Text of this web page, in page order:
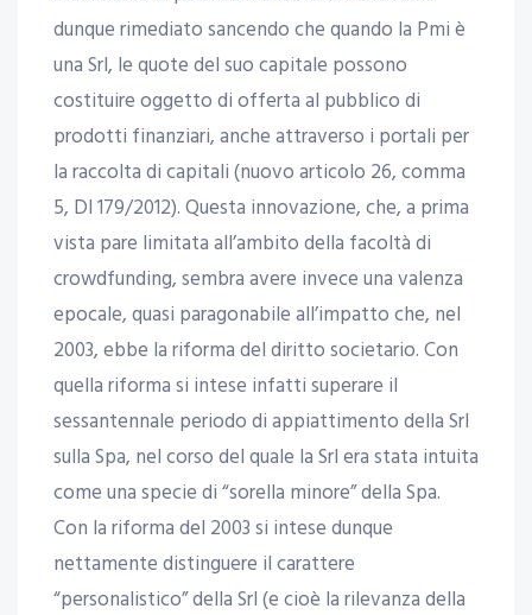
dunque rimediato sancendo che quando la Pmi è
una Srl, le quote del suo capitale possono
costituire oggetto di offerta al pubblico di
prodotti finanziari, anche attraverso i portali per
la raccolta di capitali (nuovo articolo 26, comma
5, Dl 179/2012). Questa innovazione, che, a prima
vista pare limitata all’ambito della facoltà di
crowdfunding, sembra avere invece una valenza
epocale, quasi paragonabile all’impatto che, nel
2003, ebbe la riforma del diritto societario. Con
quella riforma si intese infatti superare il
sessantennale periodo di appiattimento della Srl
sulla Spa, nel corso del quale la Srl era stata intuita
come una specie di “sorella minore” della Spa.
Con la riforma del 2003 si intese dunque
nettamente distinguere il carattere
“personalistico” della Srl (e cioè la rilevanza della